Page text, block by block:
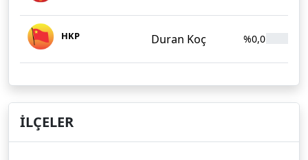
HKP Duran Koç %0,01
İLÇELER